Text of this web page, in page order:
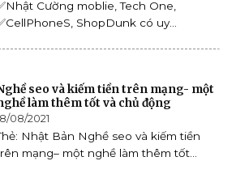
Cường moblie, Tech One,
ShopDunk có uy...
seo và kiếm tiền trên mạng- một
làm thêm tốt và chủ động
08/2021
Nhật Bản Nghề seo và kiếm tiền
mạng– một nghề làm thêm tốt...